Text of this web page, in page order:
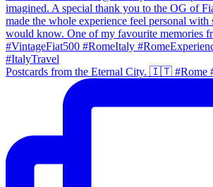
Postcards from the Eternal City. 🇮🇹 #Rome